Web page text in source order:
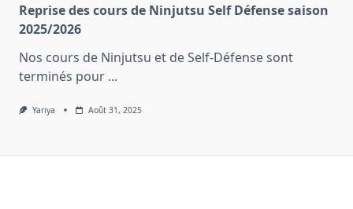
Reprise des cours de Ninjutsu Self Défense saison
2025/2026
Nos cours de Ninjutsu et de Self-Défense sont
terminés pour ...
Yariya Août 31, 2025